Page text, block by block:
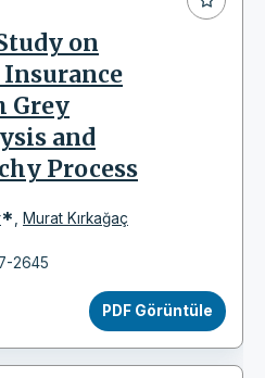
on
Grey
and
Process
* Murat Kırkağaç
2645
PDF Görüntüle